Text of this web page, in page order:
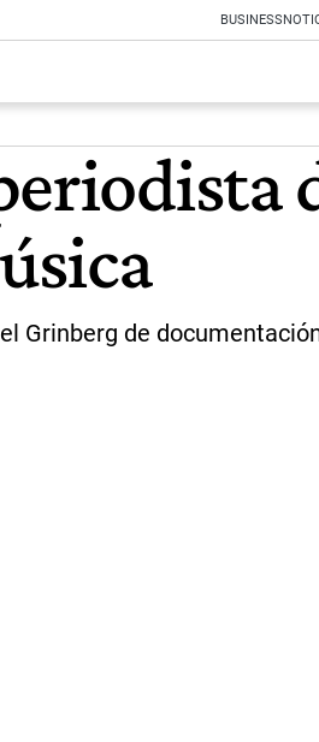
BUSINESS
de